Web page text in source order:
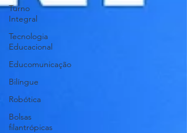
Turno
Integral
Tecnologia
Educacional
Educomunicação
Bilíngue
Robótica
Bolsas
filantrópicas